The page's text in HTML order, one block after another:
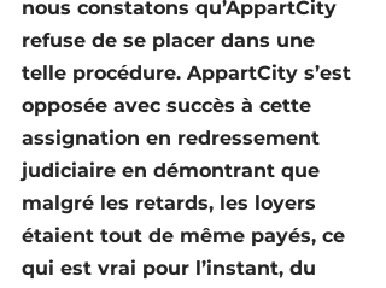
nous constatons qu’AppartCity
refuse de se placer dans une
telle procédure. AppartCity s’est
opposée avec succès à cette
assignation en redressement
judiciaire en démontrant que
malgré les retards, les loyers
étaient tout de même payés, ce
qui est vrai pour l’instant, du